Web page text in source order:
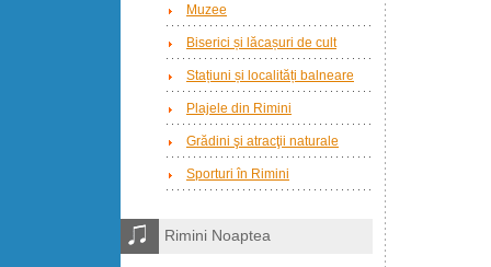
Muzee
Biserici și lăcașuri de cult
Stațiuni și localități balneare
Plajele din Rimini
Grădini şi atracţii naturale
Sporturi în Rimini
Rimini Noaptea